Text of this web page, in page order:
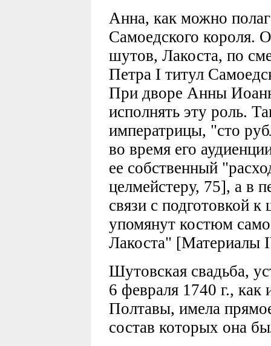
Анна, как можно
Самоедского короля.
шутов, Лакоста, по
Петра I титул
При дворе Анны
исполнять эту роль.
императрицы, "сто
во время его
ее собственный
целмейстеру, 75], а в
связи с подготовкой
упомянут костюм
Лакоста" [Материалы
Шутовская свадьба,
6 февраля 1740 г., как
Полтавы, имела
состав которых она